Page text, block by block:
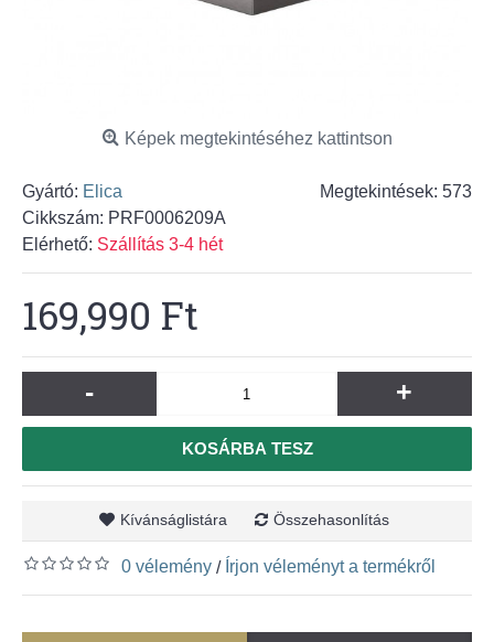
Képek megtekintéséhez kattintson
Megtekintések: 573
Gyártó: Elica
Cikkszám: PRF0006209A
Elérhető: Szállítás 3-4 hét
169,990 Ft
- +
KOSÁRBA TESZ
Kívánságlistára Összehasonlítás
0 vélemény / Írjon véleményt a termékről